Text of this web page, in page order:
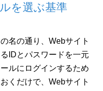
を選ぶ基準
名の通り、Webサイト
IDとパスワードを一元
ルにログインするため
くだけで、Webサイト